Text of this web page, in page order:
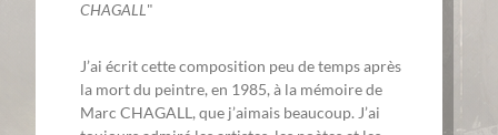
CHAGALL "
J’ai écrit cette composition peu de temps après
la mort du peintre, en 1985, à la mémoire de
Marc CHAGALL, que j’aimais beaucoup. J’ai